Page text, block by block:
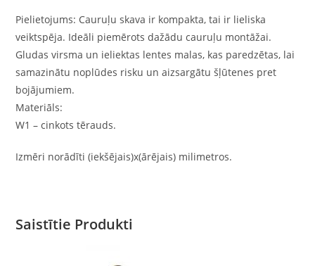
Pielietojums: Cauruļu skava ir kompakta, tai ir lieliska
veiktspēja. Ideāli piemērots dažādu cauruļu montāžai.
Gludas virsma un ieliektas lentes malas, kas paredzētas, lai
samazinātu noplūdes risku un aizsargātu šļūtenes pret
bojājumiem.
Materiāls:
W1 – cinkots tērauds.
Izmēri norādīti (iekšējais)x(ārējais) milimetros.
Saistītie Produkti